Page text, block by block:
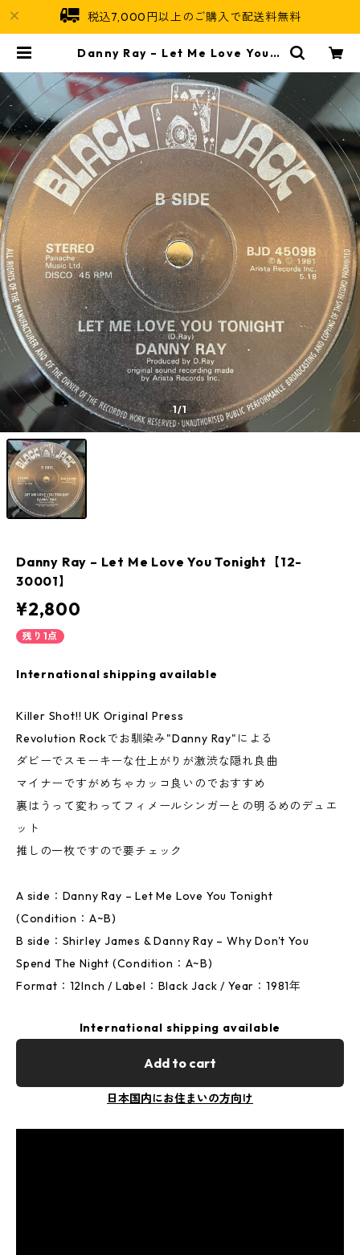
税込7,000円以上のご購入で配送料無料
Danny Ray – Let Me Love You T
n Soul
1/1
Danny Ray – Let Me Love You Tonight【12-
30001】
¥2,800
残り1点
International shipping available
Killer Shot!! UK Original Press
Revolution Rockでお馴染み"Danny Ray"による
ダビーでスモーキーな仕上がりが激渋な隠れ良曲
マイナーですがめちゃカッコ良いのでおすすめ
裏はうって変わってフィメールシンガーとの明るめのデュエ
ット
推しの一枚ですので要チェック
A side：Danny Ray – Let Me Love You Tonight
(Condition：A~B)
B side：Shirley James & Danny Ray – Why Don't You
Spend The Night (Condition：A~B)
Format：12Inch / Label：Black Jack / Year：1981年
International shipping available
Add to cart
日本国内にお住まいの方向け